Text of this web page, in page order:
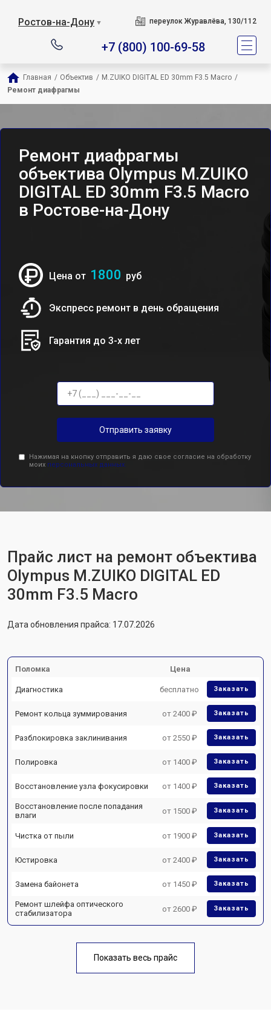
Ростов-на-Дону ▼ переулок Журавлёва, 130/112
+7 (800) 100-69-58
Главная / Объектив / M.ZUIKO DIGITAL ED 30mm F3.5 Macro /
Ремонт диафрагмы
Ремонт диафрагмы
объектива Olympus M.ZUIKO
DIGITAL ED 30mm F3.5 Macro
в Ростове-на-Дону
Цена от 1800 руб
Экспресс ремонт в день обращения
Гарантия до 3-х лет
Отправить заявку
Нажимая на кнопку отправить я даю свое согласие на обработку
моих персональных данных.
Прайс лист на ремонт объектива
Olympus M.ZUIKO DIGITAL ED
30mm F3.5 Macro
Дата обновления прайса: 17.07.2026
Поломка Цена
Диагностика бесплатно Заказать
Ремонт кольца зуммирования от 2400 ₽ Заказать
Разблокировка заклинивания от 2550 ₽ Заказать
Полировка от 1400 ₽ Заказать
Восстановление узла фокусировки от 1400 ₽ Заказать
Восстановление после попадания
влаги
от 1500 ₽ Заказать
Чистка от пыли от 1900 ₽ Заказать
Юстировка от 2400 ₽ Заказать
Замена байонета от 1450 ₽ Заказать
Ремонт шлейфа оптического
стабилизатора
от 2600 ₽ Заказать
Показать весь прайс